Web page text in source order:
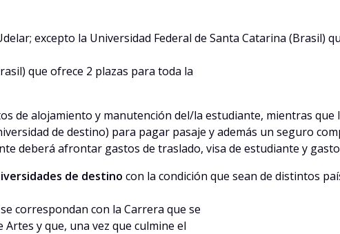
excepto la Universidad Federal de Santa Catarina (Brasil)
que ofrece 2 plazas para toda la
de alojamiento y manutención del/la estudiante, mientras
de destino) para pagar pasaje y además un seguro
deberá afrontar gastos de traslado, visa de estudiante y
de destino con la condición que sean de distintos
correspondan con la Carrera que se
y que, una vez que culmine el